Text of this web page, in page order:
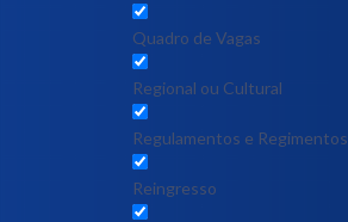
Quadro de Vagas
Regional ou Cultural
Regulamentos e Regimentos
Reingresso